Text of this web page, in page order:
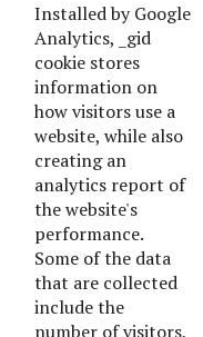
Installed by Google
Analytics, _gid
cookie stores
information on
how visitors use a
website, while also
creating an
analytics report of
the website's
performance.
Some of the data
that are collected
include the
number of visitors,